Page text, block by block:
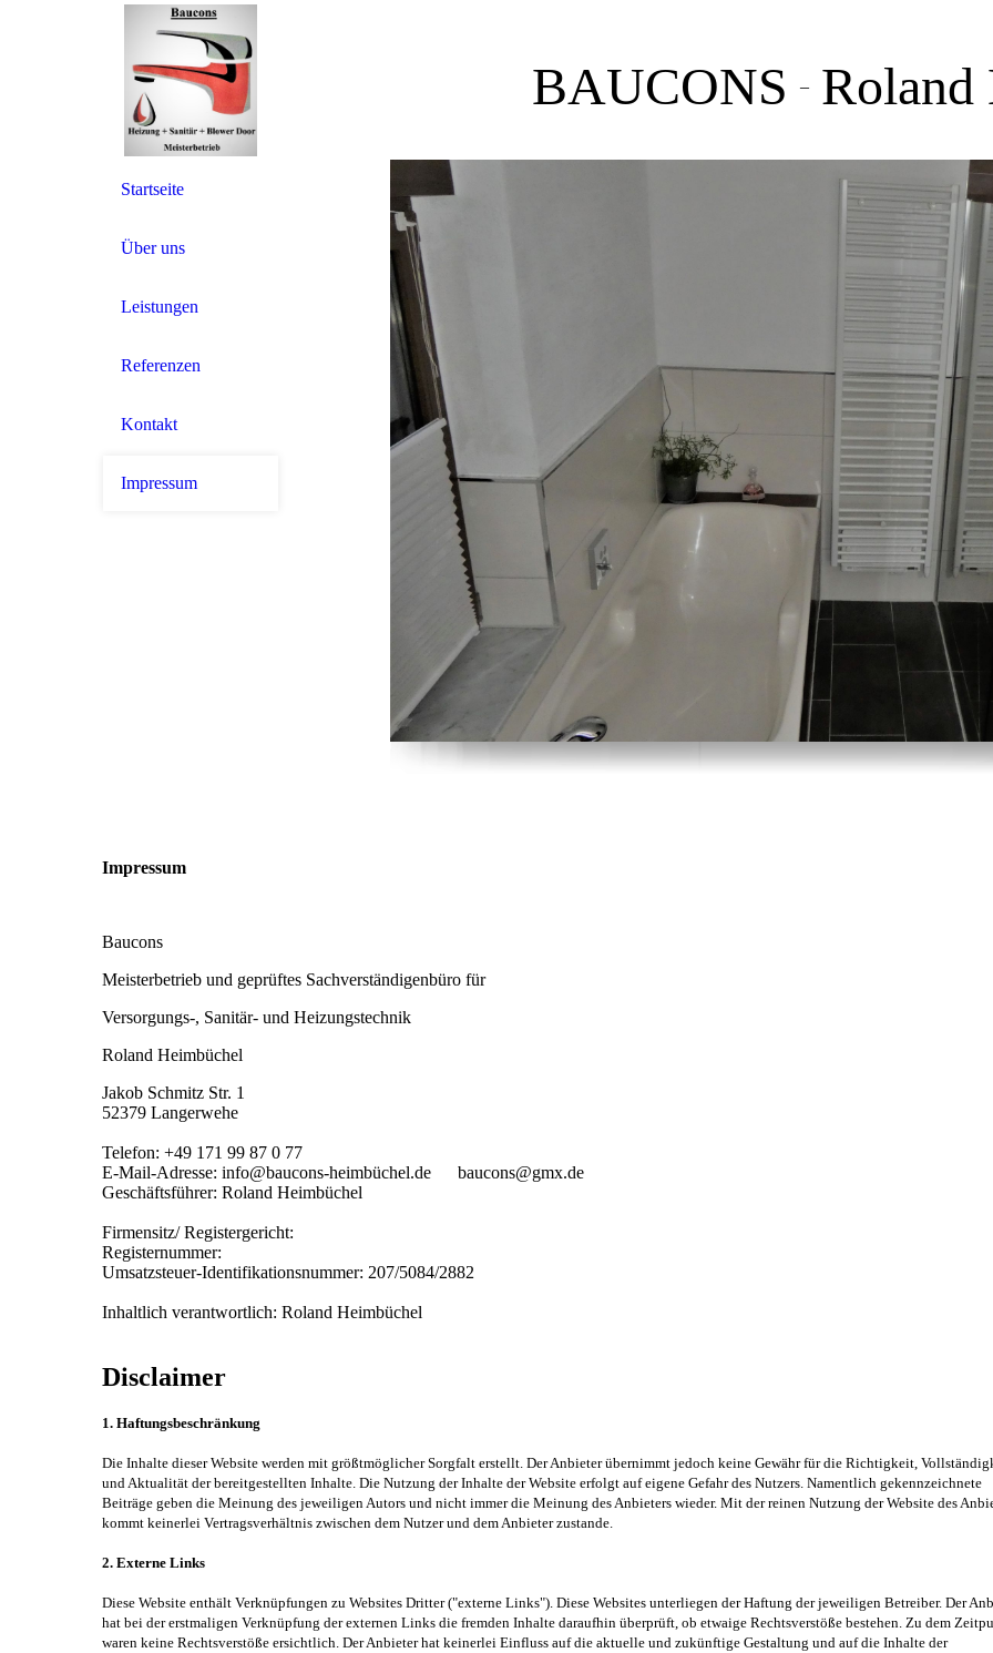
BAUCONS – Roland
Startseite
Über uns
Leistungen
Referenzen
Kontakt
Impressum
Impressum
Baucons
Meisterbetrieb und geprüftes Sachverständigenbüro für
Versorgungs-, Sanitär- und Heizungstechnik
Roland Heimbüchel
Jakob Schmitz Str. 1
52379 Langerwehe
Telefon: +49 171 99 87 0 77
E-Mail-Adresse: info@baucons-heimbüchel.de baucons@gmx.de
Geschäftsführer: Roland Heimbüchel
Firmensitz/ Registergericht:
Registernummer:
Umsatzsteuer-Identifikationsnummer: 207/5084/2882
Inhaltlich verantwortlich: Roland Heimbüchel
Disclaimer
1. Haftungsbeschränkung
Die Inhalte dieser Website werden mit größtmöglicher Sorgfalt erstellt. Der Anbieter übernimmt jedoch keine Gewähr für die Richtigkeit,
und Aktualität der bereitgestellten Inhalte. Die Nutzung der Inhalte der Website erfolgt auf eigene Gefahr des Nutzers. Namentlich gekennzeichnete
Beiträge geben die Meinung des jeweiligen Autors und nicht immer die Meinung des Anbieters wieder. Mit der reinen Nutzung der Website des
kommt keinerlei Vertragsverhältnis zwischen dem Nutzer und dem Anbieter zustande.
2. Externe Links
Diese Website enthält Verknüpfungen zu Websites Dritter ("externe Links"). Diese Websites unterliegen der Haftung der jeweiligen Betreiber. Der
hat bei der erstmaligen Verknüpfung der externen Links die fremden Inhalte daraufhin überprüft, ob etwaige Rechtsverstöße bestehen. Zu dem
waren keine Rechtsverstöße ersichtlich. Der Anbieter hat keinerlei Einfluss auf die aktuelle und zukünftige Gestaltung und auf die Inhalte der